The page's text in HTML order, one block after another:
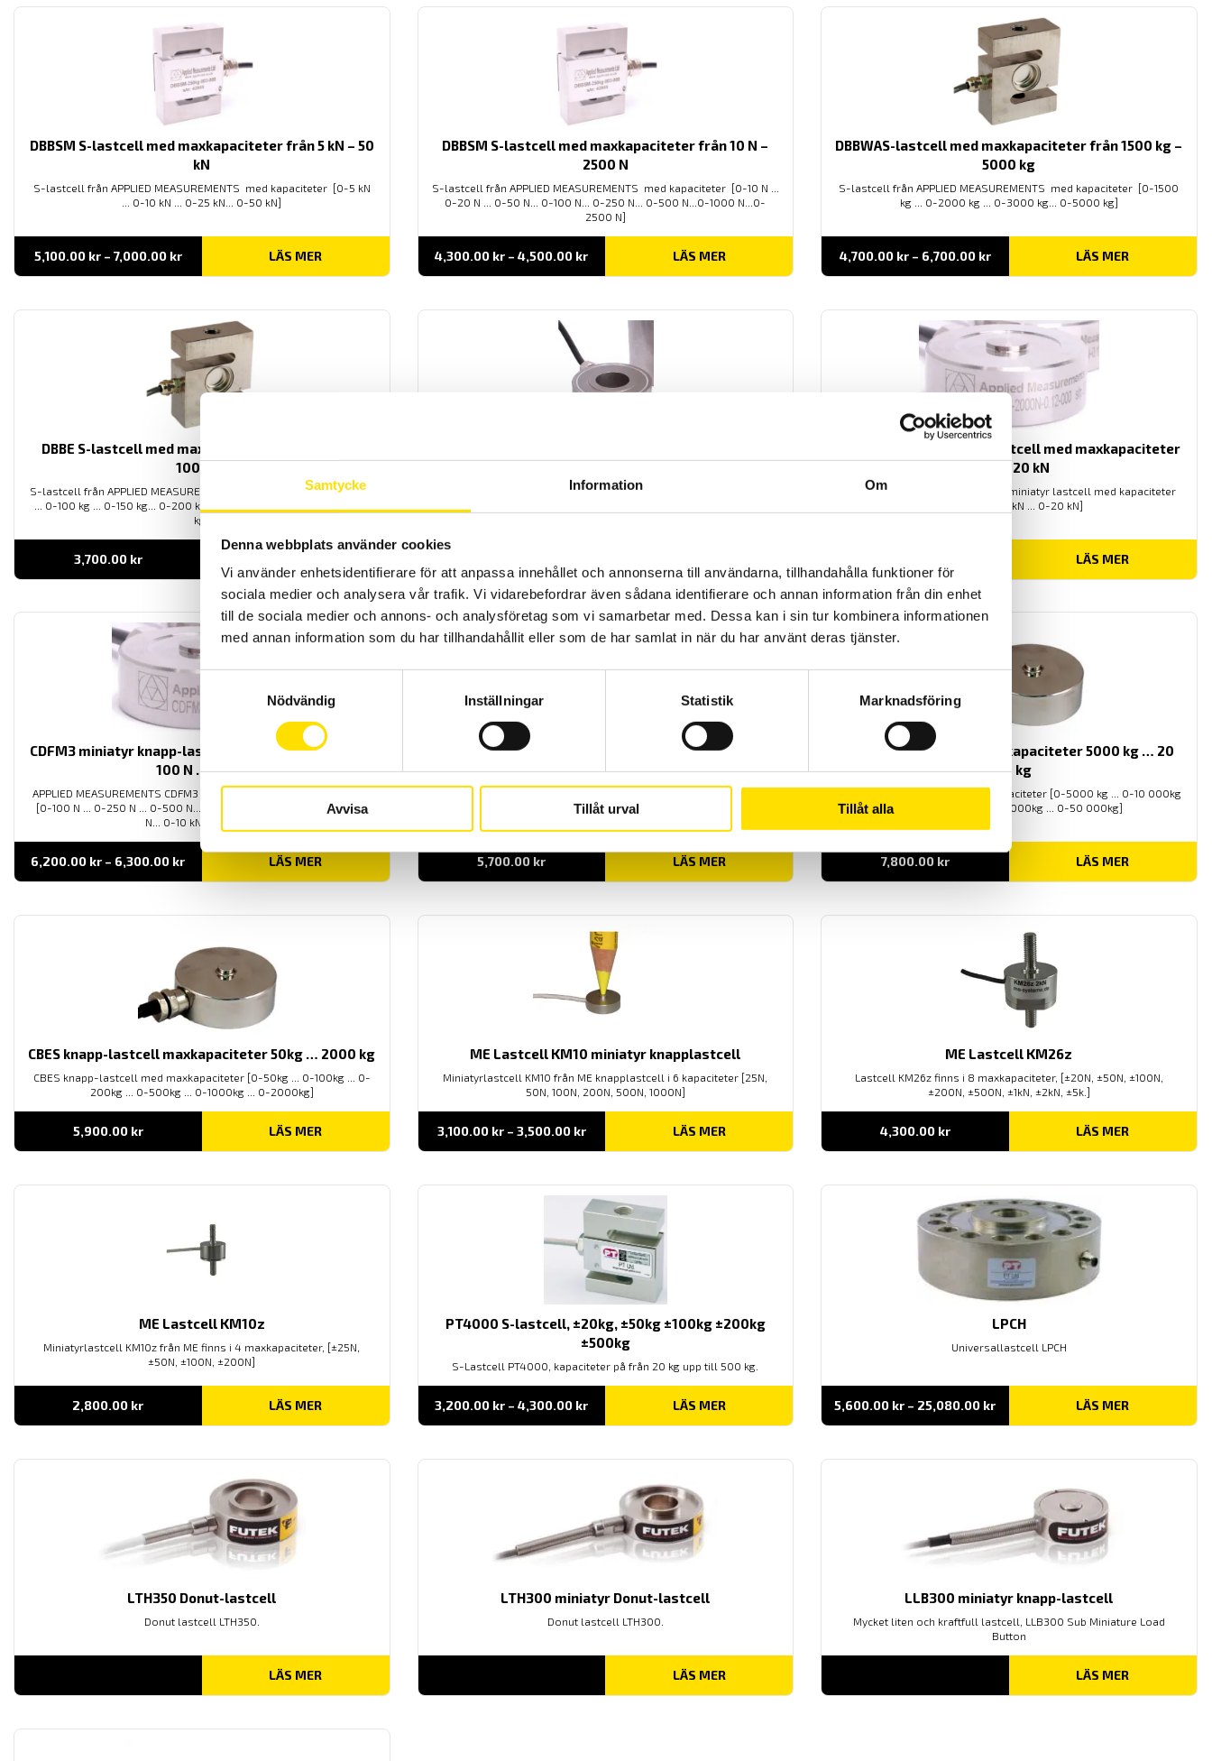
Samtycke Information Om
Denna webbplats använder cookies
Vi använder enhetsidentifierare för att anpassa innehållet och annonserna till användarna, tillhandahålla funktioner för
sociala medier och analysera vår trafik. Vi vidarebefordrar även sådana identifierare och annan information från din enhet
till de sociala medier och annons- och analysföretag som vi samarbetar med. Dessa kan i sin tur kombinera informationen
med annan information som du har tillhandahållit eller som de har samlat in när du har använt deras tjänster.
Samtyckesval
Nödvändig
Inställningar Statistik Marknadsföring
Avvisa Tillåt urval Tillåt alla
DBBSM S-lastcell med maxkapaciteter från 5 kN – 50
kN
S-lastcell från APPLIED MEASUREMENTS med kapaciteter [0-5 kN
... 0-10 kN ... 0-25 kN... 0-50 kN]
5,100.00 kr – 7,000.00 krPrisintervall:
till
LÄS MER
DBBSM S-lastcell med maxkapaciteter från 10 N –
2500 N
S-lastcell från APPLIED MEASUREMENTS med kapaciteter [0-10 N ...
0-20 N ... 0-50 N... 0-100 N... 0-250 N... 0-500 N...0-1000 N...0-
2500 N]
4,300.00 kr – 4,500.00 krPrisintervall:
till
LÄS MER
DBBWAS-lastcell med maxkapaciteter från 1500 kg –
5000 kg
S-lastcell från APPLIED MEASUREMENTS med kapaciteter [0-1500
kg ... 0-2000 kg ... 0-3000 kg... 0-5000 kg]
4,700.00 kr – 6,700.00 krPrisintervall:
till
LÄS MER
DBBE S-lastcell med maxkapaciteter från 50 kg –
1000 kg
S-lastcell från APPLIED MEASUREMENTS med kapaciteter [0-50 kg
... 0-100 kg ... 0-150 kg... 0-200 kg... 0-300 kg... 0-500 kg...0-1000
kg]
3,700.00 kr
APPLIED MEASUREMENTS CCG donut lastcell med kapaciteter [0-
10,500.00 kr
11,800.00 kr
CDFM3 miniatyr knapp-lastcell med maxkapaciteter
5 kN … 20 kN
APPLIED MEASUREMENTS CDFM3 miniatyr lastcell med kapaciteter
[0-5 kN ... 0-10 kN ... 0-20 kN]
LÄS MER
CDFM3 miniatyr knapp-lastcell med maxkapaciteter
100 N … 20 kN
APPLIED MEASUREMENTS CDFM3 miniatyr lastcell med kapaciteter
[0-100 N ... 0-250 N ... 0-500 N... 0-1000 N... 0-2000 N ... 0-5000
N... 0-10 kN... 0-20 kN]
6,200.00 kr – 6,300.00 krPrisintervall:
till
LÄS MER
CDF miniatyr knapp-lastcell med maxkapaciteter
500 N … 2000 N
MEASUREMENTS med kapaciteter [0-500 N ... 0-1000 N ... 0-2000
5,700.00 kr LÄS MER
CBES knapp-lastcell maxkapaciteter 5000 kg … 20
000 kg
CBES knapp-lastcell med maxkapaciteter [0-5000 kg ... 0-10 000kg
... 0-20 000kg ... 0-30 000kg ... 0-50 000kg]
7,800.00 kr LÄS MER
CBES knapp-lastcell maxkapaciteter 50kg … 2000 kg
CBES knapp-lastcell med maxkapaciteter [0-50kg ... 0-100kg ... 0-
200kg ... 0-500kg ... 0-1000kg ... 0-2000kg]
5,900.00 kr LÄS MER
ME Lastcell KM10 miniatyr knapplastcell
Miniatyrlastcell KM10 från ME knapplastcell i 6 kapaciteter [25N,
50N, 100N, 200N, 500N, 1000N]
3,100.00 kr – 3,500.00 krPrisintervall:
till
LÄS MER
ME Lastcell KM26z
Lastcell KM26z finns i 8 maxkapaciteter, [±20N, ±50N, ±100N,
±200N, ±500N, ±1kN, ±2kN, ±5k.]
4,300.00 kr LÄS MER
ME Lastcell KM10z
Miniatyrlastcell KM10z från ME finns i 4 maxkapaciteter, [±25N,
±50N, ±100N, ±200N]
2,800.00 kr LÄS MER
PT4000 S-lastcell, ±20kg, ±50kg ±100kg ±200kg
±500kg
S-Lastcell PT4000, kapaciteter på från 20 kg upp till 500 kg.
3,200.00 kr – 4,300.00 krPrisintervall:
till
LÄS MER
LPCH
Universallastcell LPCH
5,600.00 kr – 25,080.00 krPrisintervall:
till
LÄS MER
LTH350 Donut-lastcell
Donut lastcell LTH350.
LÄS MER
LTH300 miniatyr Donut-lastcell
Donut lastcell LTH300.
LÄS MER
LLB300 miniatyr knapp-lastcell
Mycket liten och kraftfull lastcell, LLB300 Sub Miniature Load
Button
LÄS MER